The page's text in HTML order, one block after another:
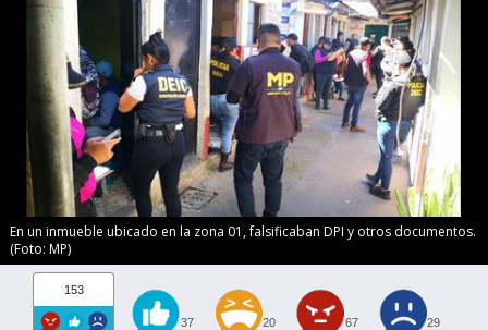
En un inmueble ubicado en la zona 01, falsificaban DPI y otros documentos.
(Foto: MP)
153
37 20 67 29